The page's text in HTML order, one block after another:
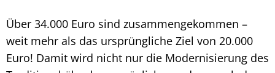
Über 34.000 Euro sind zusammengekommen –
weit mehr als das ursprüngliche Ziel von 20.000
Euro! Damit wird nicht nur die Modernisierung des